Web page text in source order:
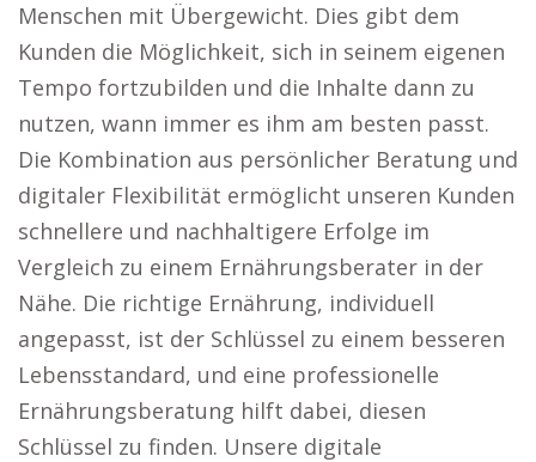
Menschen mit Übergewicht. Dies gibt dem
Kunden die Möglichkeit, sich in seinem eigenen
Tempo fortzubilden und die Inhalte dann zu
nutzen, wann immer es ihm am besten passt.
Die Kombination aus persönlicher Beratung und
digitaler Flexibilität ermöglicht unseren Kunden
schnellere und nachhaltigere Erfolge im
Vergleich zu einem Ernährungsberater in der
Nähe. Die richtige Ernährung, individuell
angepasst, ist der Schlüssel zu einem besseren
Lebensstandard, und eine professionelle
Ernährungsberatung hilft dabei, diesen
Schlüssel zu finden. Unsere digitale